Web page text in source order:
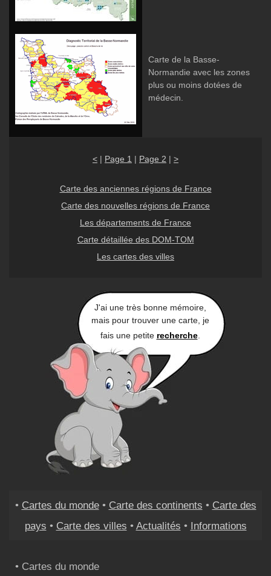
Carte de la Basse-
Normandie avec les zones
plus ou moins dotées de
médecin.
< | Page 1 | Page 2 | >
Carte des anciennes régions de France
Carte des nouvelles régions de France
Les départements de France
Carte détaillée des DOM-TOM
Les cartes des villes
J'ai une très bonne mémoire,
mais pour trouver une carte, je
fais une petite recherche.
• Cartes du monde• Carte des continents • Carte des
pays • Carte des villes • Actualités • Informations
• Cartes du monde